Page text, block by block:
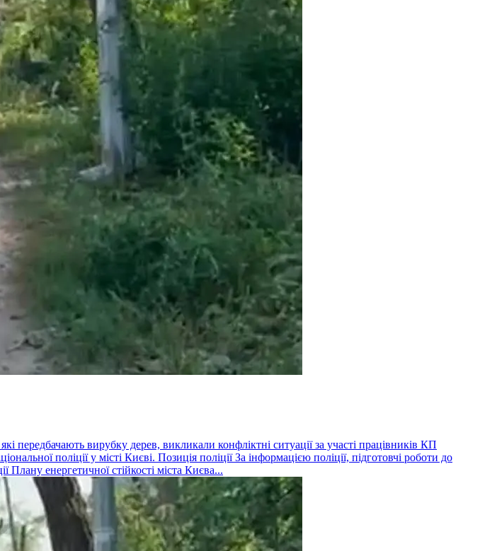
передбачають вирубку дерев, викликали конфліктні ситуації за участі працівників КП
поліції у місті Києві. Позиція поліції За інформацією поліції, підготовчі роботи до
Плану енергетичної стійкості міста Києва...